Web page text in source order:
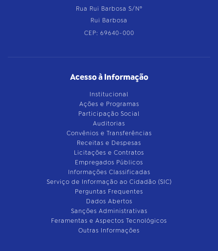
Rua Rui Barbosa S/Nº
Rui Barbosa
CEP: 69640-000
Acesso à Informação
Institucional
Ações e Programas
Participação Social
Auditorias
Convênios e Transferências
Receitas e Despesas
Licitações e Contratos
Empregados Públicos
Informações Classificadas
Serviço de Informação ao Cidadão (SIC)
Perguntas Frequentes
Dados Abertos
Sanções Administrativas
Feramentas e Aspectos Tecnológicos
Outras Informações